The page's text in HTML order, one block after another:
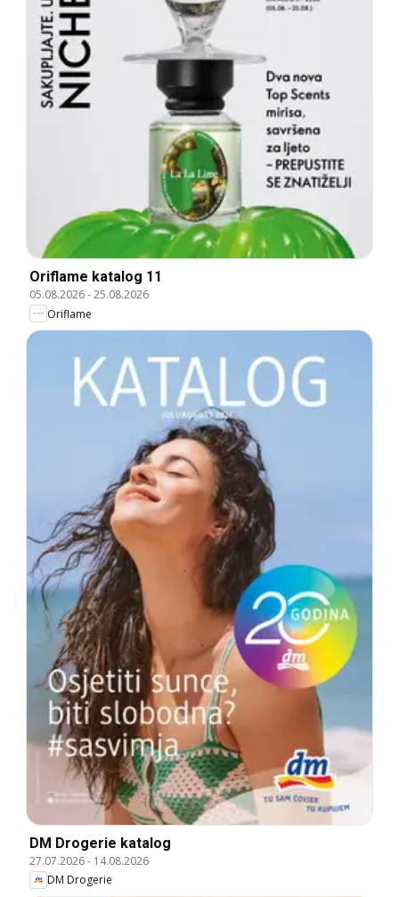
Oriflame katalog 11
05.08.2026-25.08.2026
Oriflame
DM Drogerie katalog
27.07.2026- 14.08.2026
DM Drogerie